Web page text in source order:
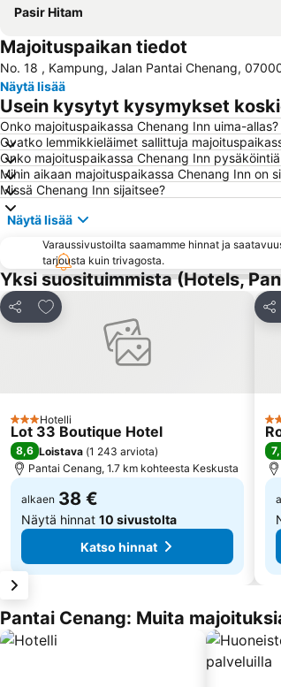
Pasir Hitam
Majoituspaikan tiedot
No. 18 , Kampung, Jalan Pantai Chenang,
Näytä lisää
Usein kysytyt kysymykset
Onko majoituspaikassa Chenang Inn uima-allas?
Ovatko lemmikkieläimet sallittuja
Onko majoituspaikassa Chenang Inn
Mihin aikaan majoituspaikassa Chenang Inn on
Missä Chenang Inn sijaitsee?
Näytä lisää
Varaussivustoilta saamamme hinnat ja
tarjousta kuin trivagosta.
Yksi suosituimmista (Hotels,
Jaa
Lisää suosikkeihin
3 Tähtiluokitus
Hotelli
Lot 33 Boutique Hotel
8,6 Loistava (1 243 arviota)
Pantai Cenang, 1.7 km kohteesta Keskusta
alkaen 38 €
Näytä hinnat 10 sivustolta
Katso hinnat
Jaa
3
Pantai Cenang: Muita